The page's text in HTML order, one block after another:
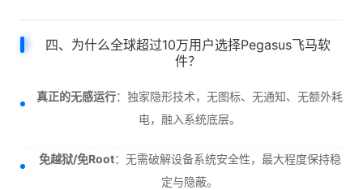
四、为什么全球超过10万用户选择Pegasus飞马软
件？
真正的无感运行：独家隐形技术，无图标、无通知、无额外耗
电，融入系统底层。
免越狱/免Root：无需破解设备系统安全性，最大程度保持稳
定与隐蔽。